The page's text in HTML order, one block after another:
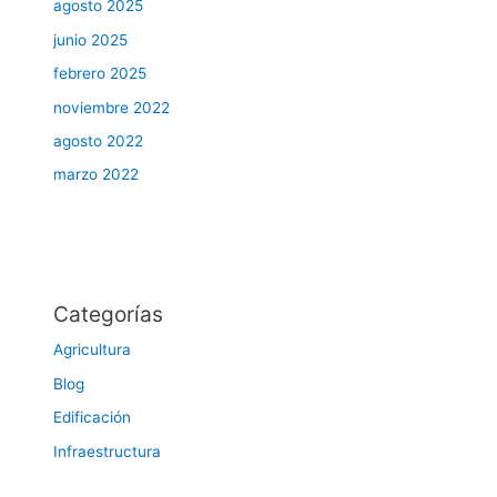
agosto 2025
junio 2025
febrero 2025
noviembre 2022
agosto 2022
marzo 2022
Categorías
Agricultura
Blog
Edificación
Infraestructura